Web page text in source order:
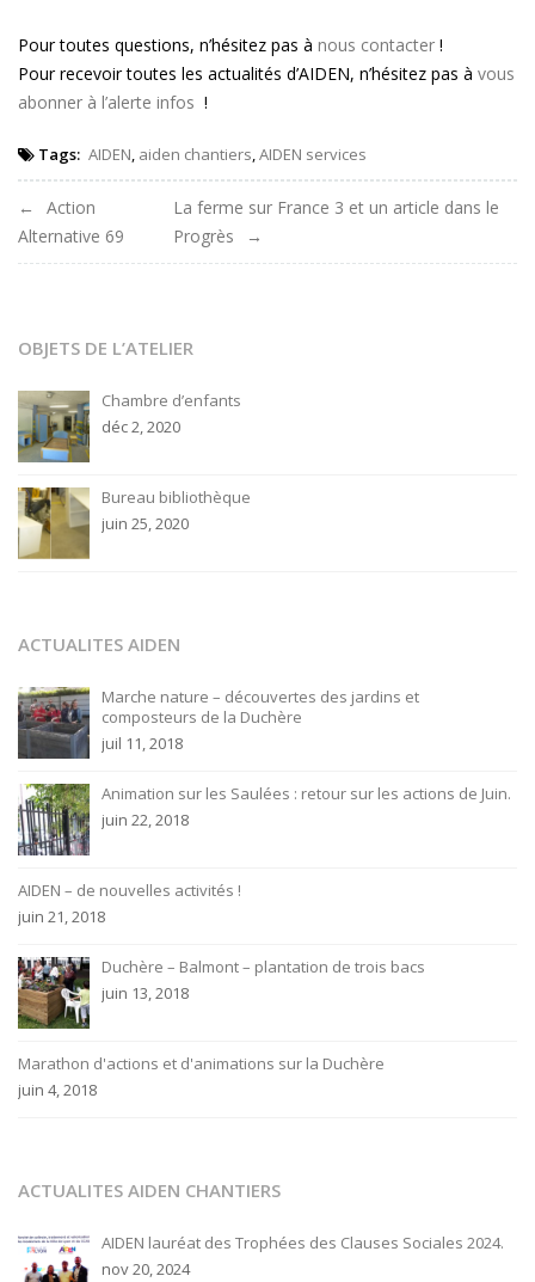
Pour toutes questions, n’hésitez pas à nous contacter !
Pour recevoir toutes les actualités d’AIDEN, n’hésitez pas à vous
abonner à l’alerte infos !
Tags: AIDEN, aiden chantiers,AIDEN services
Navigation
de
Action
Alternative 69
La ferme sur France 3 et un article dans le
Progrès
OBJETS DE L’ATELIER
Chambre d’enfants
déc 2, 2020
Bureau bibliothèque
juin 25, 2020
ACTUALITES AIDEN
Marche nature – découvertes des jardins et
composteurs de la Duchère
juil 11, 2018
Animation sur les Saulées : retour sur les actions de Juin.
juin 22, 2018
AIDEN – de nouvelles activités !
juin 21, 2018
Duchère – Balmont – plantation de trois bacs
juin 13, 2018
Marathon d'actions et d'animations sur la Duchère
juin 4, 2018
ACTUALITES AIDEN CHANTIERS
AIDEN lauréat des Trophées des Clauses Sociales 2024.
nov 20, 2024